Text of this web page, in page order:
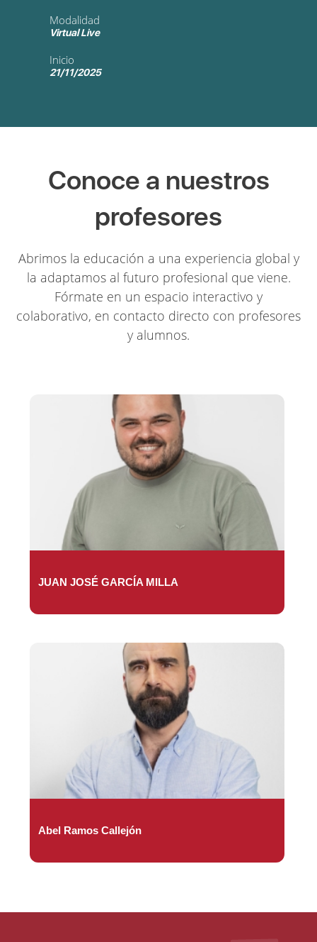
Modalidad
Virtual Live
Inicio
21/11/2025
Conoce a nuestros
profesores
Abrimos la educación a una experiencia global y
la adaptamos al futuro profesional que viene.
Fórmate en un espacio interactivo y
colaborativo, en contacto directo con profesores
y alumnos.
JUAN JOSÉ GARCÍA MILLA
Abel Ramos Callejón